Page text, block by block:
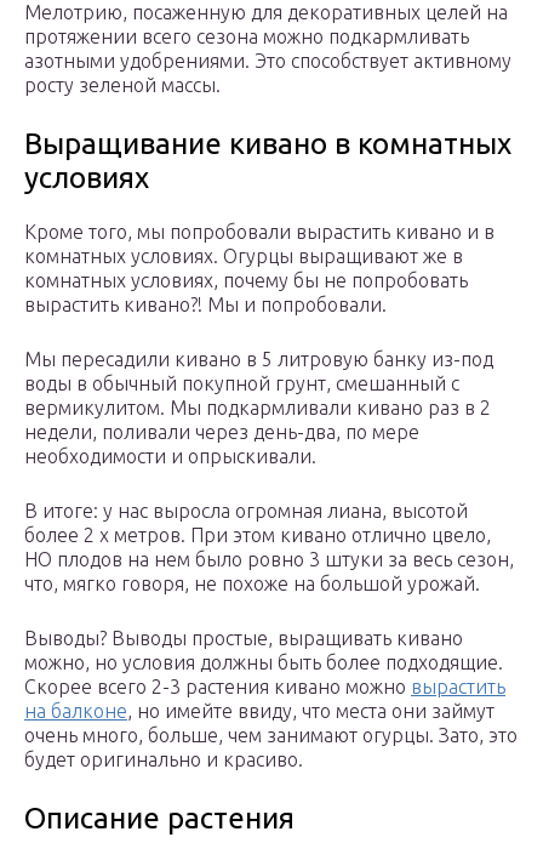
Мелотрию, посаженную для декоративных целей на
протяжении всего сезона можно подкармливать
азотными удобрениями. Это способствует активному
росту зеленой массы.
Выращивание кивано в комнатных
условиях
Кроме того, мы попробовали вырастить кивано и в
комнатных условиях. Огурцы выращивают же в
комнатных условиях, почему бы не попробовать
вырастить кивано?! Мы и попробовали.
Мы пересадили кивано в 5 литровую банку из-под
воды в обычный покупной грунт, смешанный с
вермикулитом. Мы подкармливали кивано раз в 2
недели, поливали через день-два, по мере
необходимости и опрыскивали.
В итоге: у нас выросла огромная лиана, высотой
более 2 х метров. При этом кивано отлично цвело,
НО плодов на нем было ровно 3 штуки за весь сезон,
что, мягко говоря, не похоже на большой урожай.
Выводы? Выводы простые, выращивать кивано
можно, но условия должны быть более подходящие.
Скорее всего 2-3 растения кивано можно вырастить
на балконе, но имейте ввиду, что места они займут
очень много, больше, чем занимают огурцы. Зато, это
будет оригинально и красиво.
Описание растения